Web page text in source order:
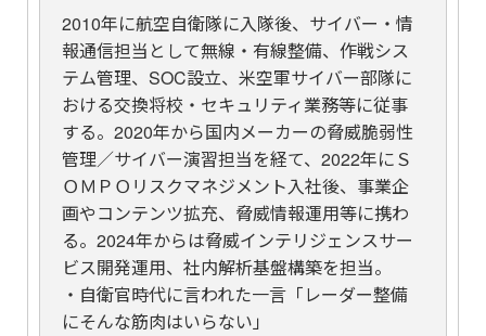
2010年に航空自衛隊に入隊後、サイバー・情
報通信担当として無線・有線整備、作戦シス
テム管理、SOC設立、米空軍サイバー部隊に
おける交換将校・セキュリティ業務等に従事
する。2020年から国内メーカーの脅威脆弱性
管理／サイバー演習担当を経て、2022年にＳ
ＯＭＰＯリスクマネジメント入社後、事業企
画やコンテンツ拡充、脅威情報運用等に携わ
る。2024年からは脅威インテリジェンスサー
ビス開発運用、社内解析基盤構築を担当。
・自衛官時代に言われた一言「レーダー整備
にそんな筋肉はいらない」